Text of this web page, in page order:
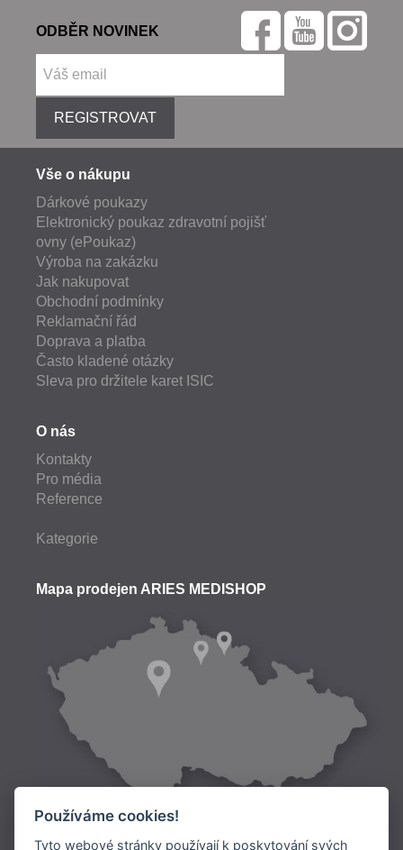
ODBĚR NOVINEK
REGISTROVAT
Vše o nákupu
Dárkové poukazy
Elektronický poukaz zdravotní pojišť
ovny (ePoukaz)
Výroba na zakázku
Jak nakupovat
Obchodní podmínky
Reklamační řád
Doprava a platba
Často kladené otázky
Sleva pro držitele karet ISIC
O nás
Kontakty
Pro média
Reference
Kategorie
Mapa prodejen ARIES MEDISHOP
Používáme cookies!
Tyto webové stránky používají k poskytování svých